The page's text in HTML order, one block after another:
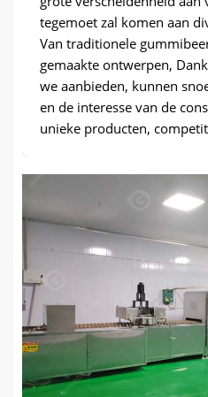
tegemoet zal komen aan
Van traditionele
gemaakte ontwerpen,
we aanbieden, kunnen
en de interesse van de
unieke producten,